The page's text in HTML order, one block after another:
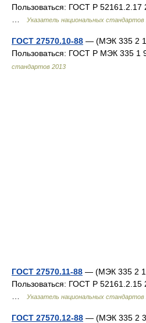
Пользоваться: ГОСТ Р
Указатель национальных стандартов
ГОСТ 27570.10-88 — (МЭК 335 2
Пользоваться: ГОСТ Р МЭК 335
стандартов 2013
ГОСТ 27570.11-88 — (МЭК 335 2
Пользоваться: ГОСТ Р
Указатель национальных стандартов
ГОСТ 27570.12-88 — (МЭК 335 2 3